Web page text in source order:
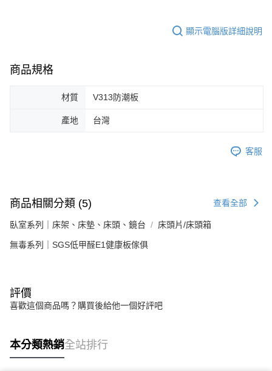
顯示電腦版詳細說明
商品規格
材質 V313防潮板
產地 台灣
客服
商品相關分類 (5) 查看全部
臥室系列｜床架、床墊、床頭、鏡台 床頭片/床頭箱
無毒系列｜SGS低甲醛E1健康板傢俱
評價
喜歡這個商品嗎？購買後給他一個好評吧
本分類熱銷全站排行